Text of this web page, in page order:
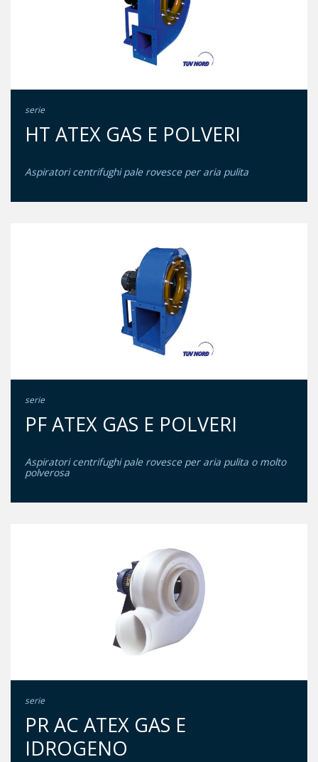
serie
HT ATEX GAS E POLVERI
Aspiratori centrifughi pale rovesce per aria pulita
serie
PF ATEX GAS E POLVERI
Aspiratori centrifughi pale rovesce per aria pulita o molto
polverosa
serie
PR AC ATEX GAS E
IDROGENO